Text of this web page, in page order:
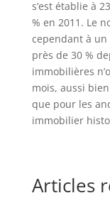
s’est établie à
% en 2011. Le
cependant à
près de 30 %
immobilières
mois, aussi
que pour les
immobilier
Articles